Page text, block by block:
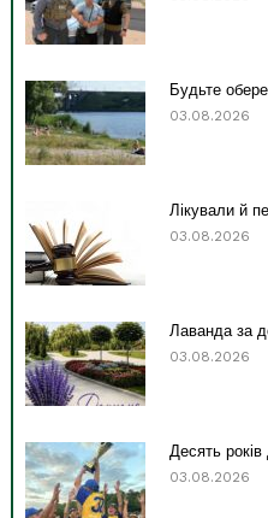
Будьте
03.08.2026
Лікували й
03.08.2026
Лаванда за
03.08.2026
Десять
03.08.2026